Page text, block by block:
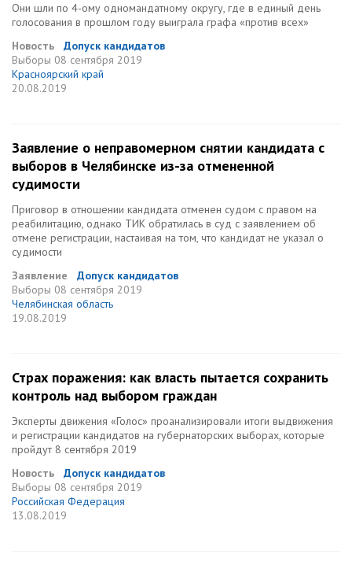
Они шли по 4-ому одномандатному округу, где в единый день
голосования в прошлом году выиграла графа «против всех»
Новость
Допуск кандидатов
Выборы 08 сентября 2019
Красноярский край
20.08.2019
Заявление о неправомерном снятии кандидата с
выборов в Челябинске из-за отмененной
судимости
Приговор в отношении кандидата отменен судом с правом на
реабилитацию, однако ТИК обратилась в суд с заявлением об
отмене регистрации, настаивая на том, что кандидат не указал о
судимости
Заявление
Допуск кандидатов
Выборы 08 сентября 2019
Челябинская область
19.08.2019
Страх поражения: как власть пытается сохранить
контроль над выбором граждан
Эксперты движения «Голос» проанализировали итоги выдвижения
и регистрации кандидатов на губернаторских выборах, которые
пройдут 8 сентября 2019
Новость
Допуск кандидатов
Выборы 08 сентября 2019
Российская Федерация
13.08.2019